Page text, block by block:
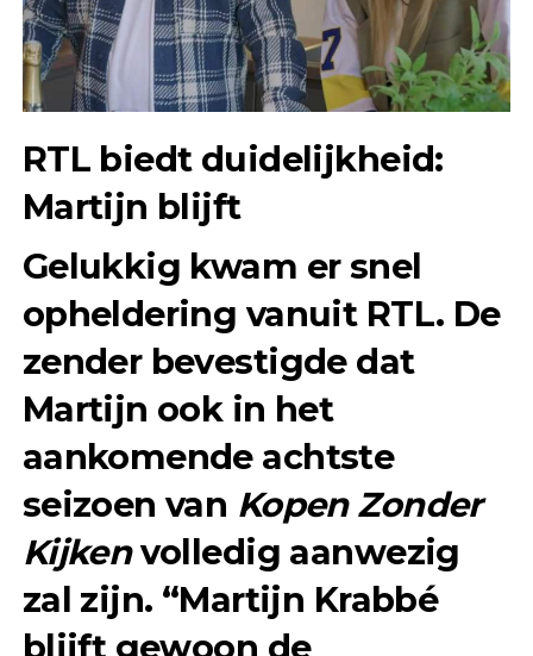
RTL biedt duidelijkheid:
Martijn blijft
Gelukkig kwam er snel
opheldering vanuit RTL. De
zender bevestigde dat
Martijn ook in het
aankomende achtste
seizoen van Kopen Zonder
Kijkenvolledig aanwezig
zal zijn. “Martijn Krabbé
blijft gewoon de